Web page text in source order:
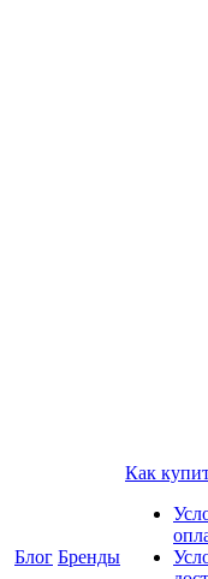
Блог Бренды
Как